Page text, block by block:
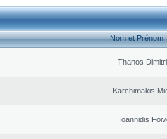
Nom et Prénom
Thanos
Karchimakis
Ioannidis